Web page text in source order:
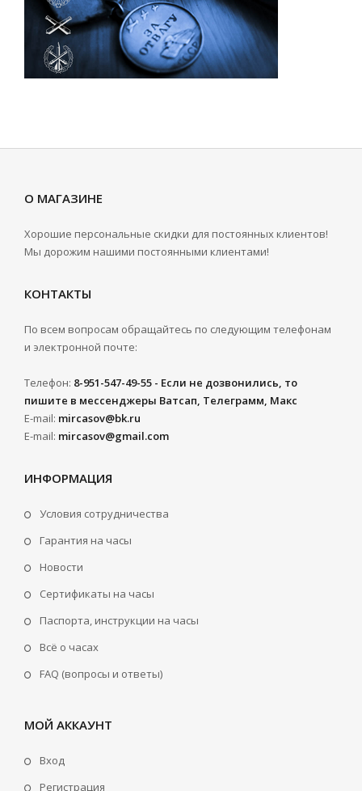
О МАГАЗИНЕ
Хорошие персональные скидки для постоянных клиентов!
Мы дорожим нашими постоянными клиентами!
КОНТАКТЫ
По всем вопросам обращайтесь по следующим телефонам
и электронной почте:
Телефон: 8-951-547-49-55 - Если не дозвонились, то
пишите в мессенджеры Ватсап, Телеграмм, Макс
E-mail: mircasov@bk.ru
E-mail: mircasov@gmail.com
ИНФОРМАЦИЯ
Условия сотрудничества
Гарантия на часы
Новости
Сертификаты на часы
Паспорта, инструкции на часы
Всё о часах
FAQ (вопросы и ответы)
МОЙ АККАУНТ
Вход
Регистрация